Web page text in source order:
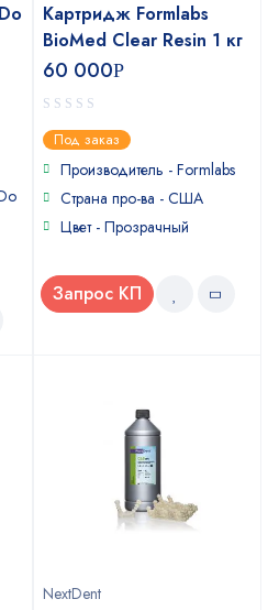
Картридж Formlabs
BioMed Clear Resin 1 кг
60 000Р
0
out
of
Под заказ
Производитель - Formlabs
Страна про-ва - США
Цвет - Прозрачный
Запрос КП
NextDent